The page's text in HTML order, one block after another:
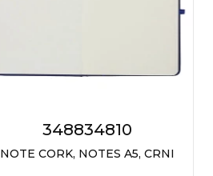
348834810
NOTE CORK, NOTES A5, CRNI